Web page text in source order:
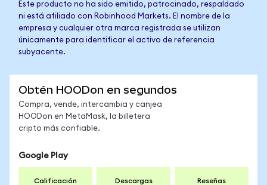
Este producto no ha sido emitido, patrocinado, respaldado
ni está afiliado con Robinhood Markets. El nombre de la
empresa y cualquier otra marca registrada se utilizan
únicamente para identificar el activo de referencia
subyacente.
Obtén HOODon en segundos
Compra, vende, intercambia y canjea
HOODon en MetaMask, la billetera
cripto más confiable.
Google Play
Calificación Descargas Reseñas